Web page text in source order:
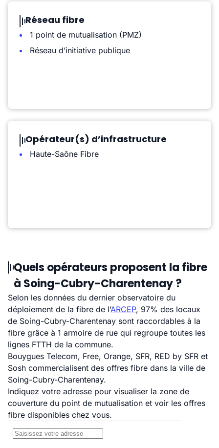
Réseau fibre
1 point de mutualisation (PMZ)
Réseau d’initiative publique
Opérateur(s) d’infrastructure
Haute-Saône Fibre
Quels opérateurs proposent la fibre
à Soing-Cubry-Charentenay ?
Selon les données du dernier observatoire du
déploiement de la fibre de l’ARCEP, 97% des locaux
de Soing-Cubry-Charentenay sont raccordables à la
fibre grâce à 1 armoire de rue qui regroupe toutes les
lignes FTTH de la commune.
Bouygues Telecom, Free, Orange, SFR, RED by SFR et
Sosh commercialisent des offres fibre dans la ville de
Soing-Cubry-Charentenay.
Indiquez votre adresse pour visualiser la zone de
couverture du point de mutualisation et voir les offres
fibre disponibles chez vous.